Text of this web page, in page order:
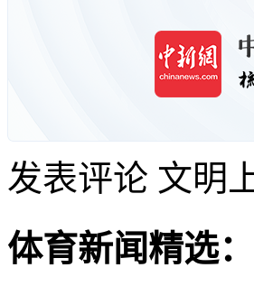
发表评论 文明
体育新闻精选：